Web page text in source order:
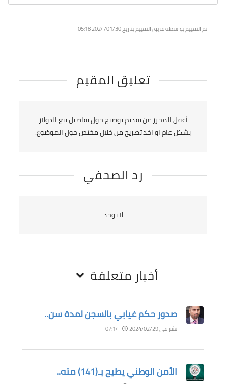
تم التقييم بواسطة فريق التقييم بتاريخ 2024/01/30 05:18
تعليق المقيم
أغفل المحرر عن تقديم توضيح حول تفاصيل بيع الدولار
بشكل عام او اخذ تصريح من خلال مختص حول الموضوع.
رد الصحفي
لا يوجد
أخبار متعلقة
صدور حكم غيابي بالسجن لمدة سن..
نشر في 2024/02/29
الأمن الوطني يطيح بـ(141) مته..